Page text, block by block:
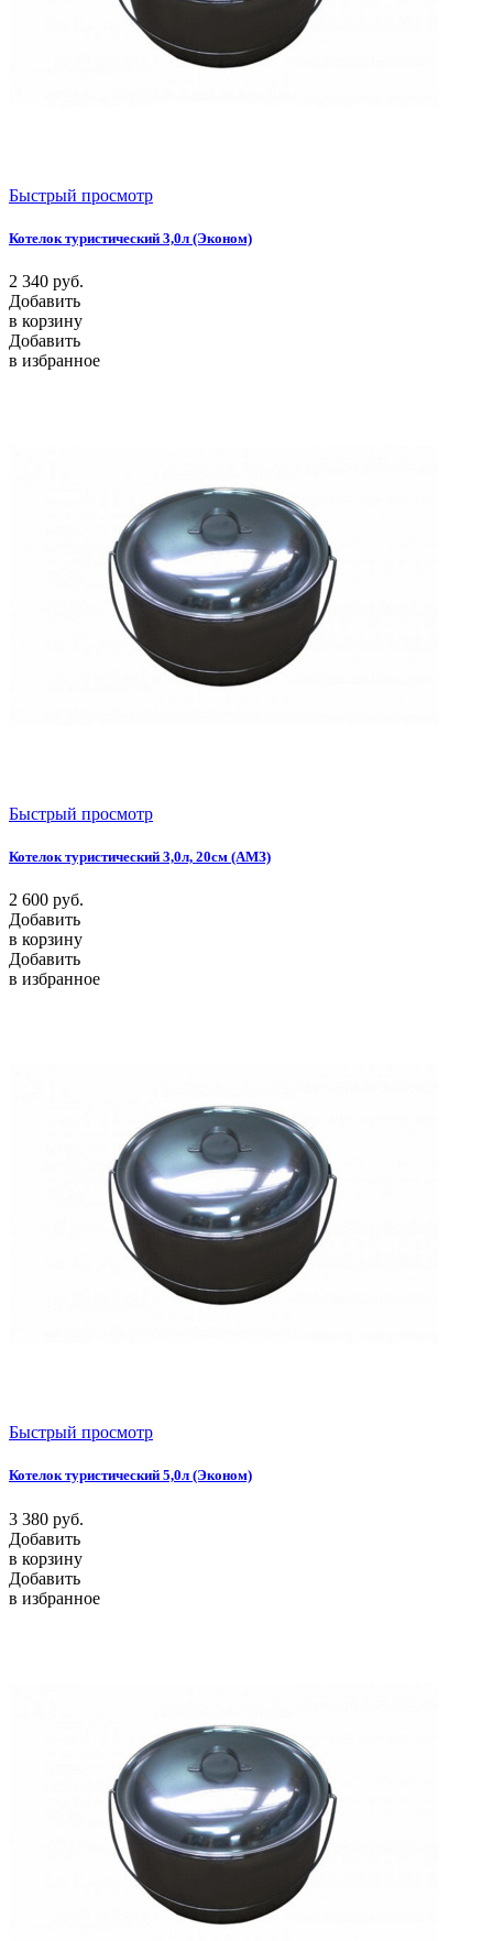
Быстрый просмотр
Котелок туристический 3,0л (Эконом)
2 340 руб.
Добавить
в корзину
Добавить
в избранное
Быстрый просмотр
Котелок туристический 3,0л, 20cм (АМЗ)
2 600 руб.
Добавить
в корзину
Добавить
в избранное
Быстрый просмотр
Котелок туристический 5,0л (Эконом)
3 380 руб.
Добавить
в корзину
Добавить
в избранное